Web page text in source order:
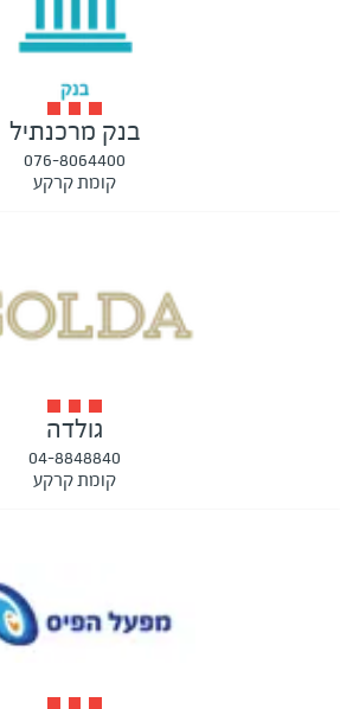
בנק מרכנתיל
076-8064400
קומת קרקע
גולדה
04-8848840
קומת קרקע